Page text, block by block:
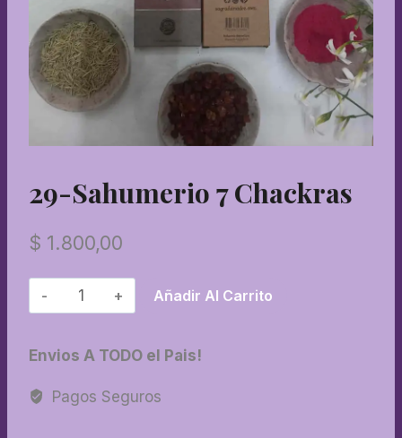
29-Sahumerio 7 Chackras
$ 1.800,00
29-
Sahumerio
chackras
Añadir Al Carrito
Envios A TODO el Pais!
Pagos Seguros